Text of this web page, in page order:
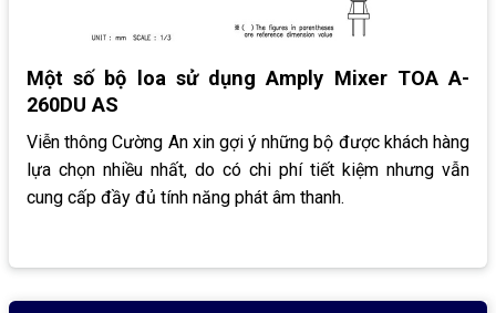
Một số bộ loa sử dụng Amply Mixer TOA A-
260DU AS
Viễn thông Cường An xin gợi ý những bộ được khách hàng
lựa chọn nhiều nhất, do có chi phí tiết kiệm nhưng vẫn
cung cấp đầy đủ tính năng phát âm thanh.